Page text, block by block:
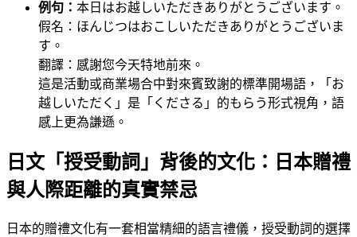
例句： 本日はお越しいただきありがとうございます。
假名：ほんじつはおこしいただきありがとうございま
す。
翻譯：感謝您今天特地前來。
這是活動或商業場合中對來賓致謝的標準開場語，「お
越しいただく」是「くださる」的もらう形式視角，語
感上更為謙遜。
日文「授受動詞」背後的文化：日本贈禮
與人際距離的真實禁忌
日本的贈禮文化有一套相當精細的語言禮儀，授受動詞的選擇